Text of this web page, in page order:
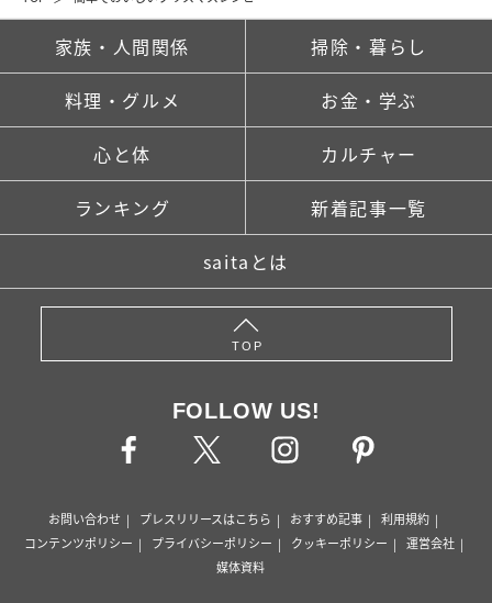
家族・人間関係 掃除・暮らし
料理・グルメ お金・学ぶ
心と体 カルチャー
ランキング 新着記事一覧
saitaとは
TOP
FOLLOW US!
お問い合わせ プレスリリースはこちら おすすめ記事
利用規約
コンテンツポリシー
プライバシーポリシー クッキーポリシー
運営会社
媒体資料